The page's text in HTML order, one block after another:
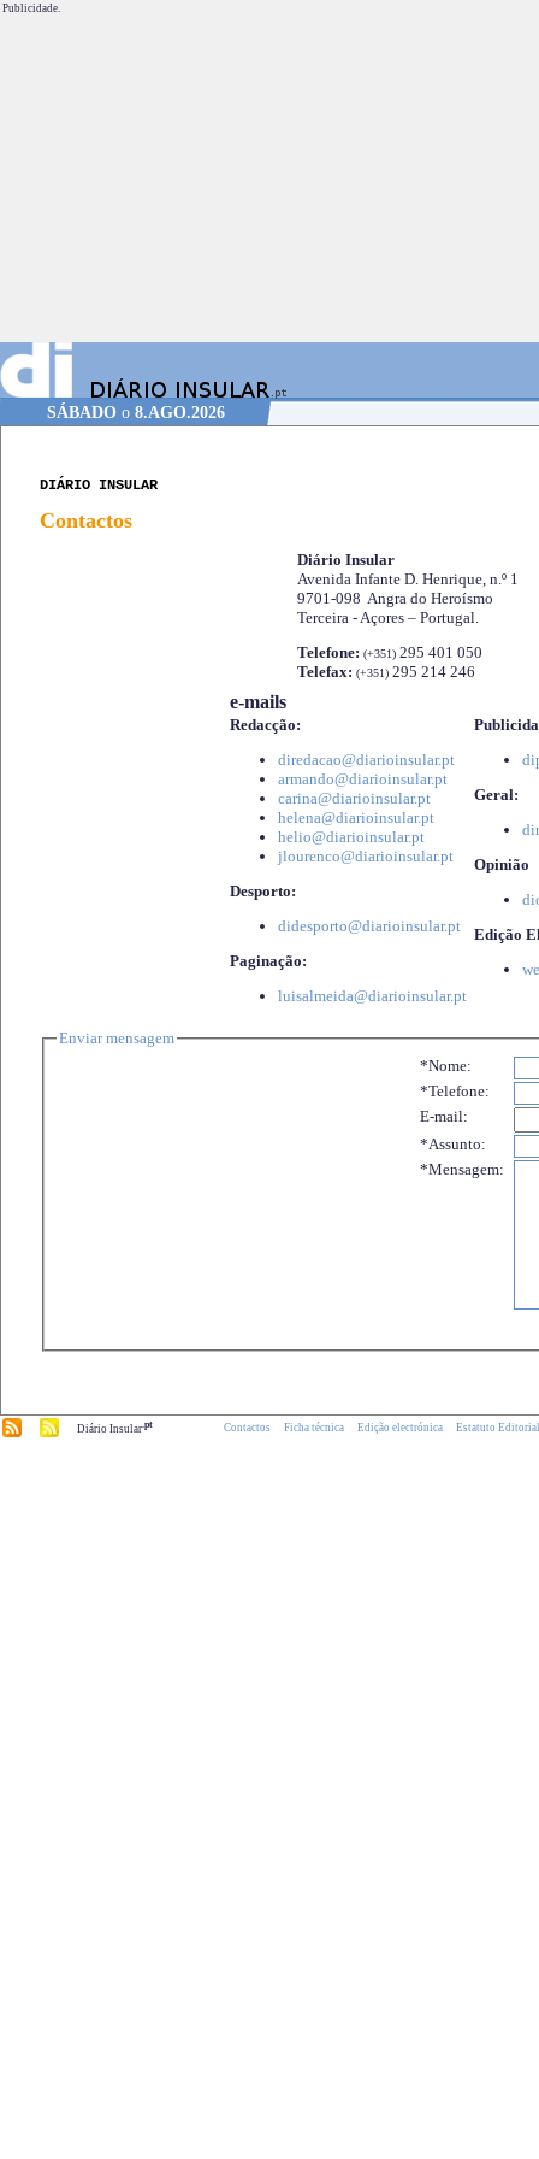
Publicidade.
SÁBADOo 8.AGO.2026
DIÁRIO INSULAR
Contactos
Diário Insular
Avenida Infante D. Henrique, n.º 1
9701-098 Angra do Heroísmo
Terceira - Açores – Portugal.
Telefone: (+351) 295 401 050
Telefax: (+351) 295 214 246
e-mails
Redacção:
diredacao@diarioinsular.pt
armando@diarioinsular.pt
carina@diarioinsular.pt
helena@diarioinsular.pt
helio@diarioinsular.pt
jlourenco@diarioinsular.pt
Desporto:
didesporto@diarioinsular.pt
Paginação:
luisalmeida@diarioinsular.pt
Geral:
Opinião
Edição
Enviar mensagem
*Nome:
*Telefone:
E-mail:
*Assunto:
*Mensagem:
Diário Insular.pt Contactos Ficha técnica Edição electrónica Estatuto Editorial